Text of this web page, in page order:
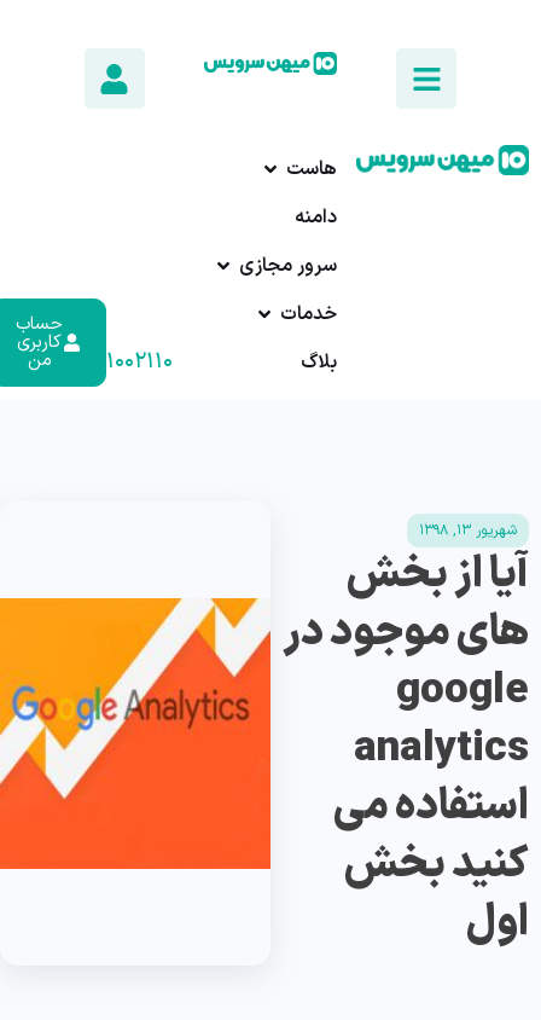
هاست
دامنه
سرور مجازی
خدمات
بلاگ
۰۱۷-۹۱۰۰۲۱۱۰
حساب
کاربری
من
شهریور ۱۳, ۱۳۹۸
آیا از بخش
های موجود در
google
analytics
استفاده می
کنید بخش
اول